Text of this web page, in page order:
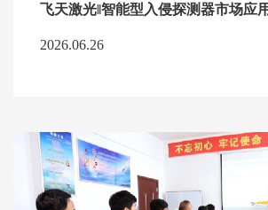
飞天激光‖智能型入侵探测器市场应
2026.06.26